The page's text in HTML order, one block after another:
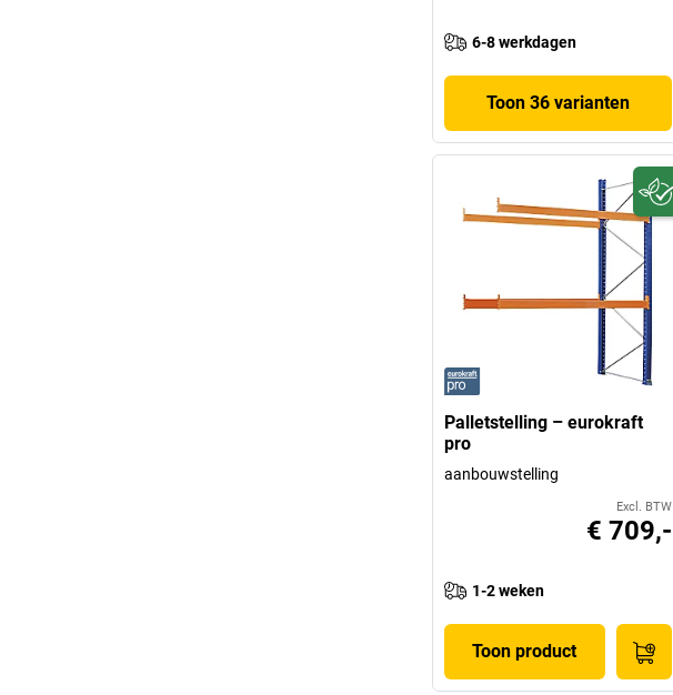
6-8 werkdagen
Toon 36 varianten
Palletstelling – eurokraft
pro
aanbouwstelling
Excl. BTW
€ 709,-
1-2 weken
Toon product